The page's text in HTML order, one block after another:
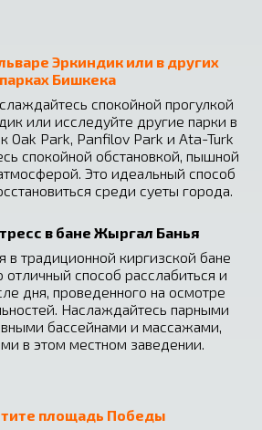
Эркиндик или в других
парках Бишкека
спокойной прогулкой
или исследуйте другие парки в
Oak Park, Panfilov Park и Ata-Turk
спокойной обстановкой, пышной
Это идеальный способ
среди суеты города.
в бане Жыргал Банья
в традиционной киргизской бане
способ расслабиться и
дня, проведенного на осмотре
Наслаждайтесь парными
бассейнами и массажами,
в этом местном заведении.
площадь Победы